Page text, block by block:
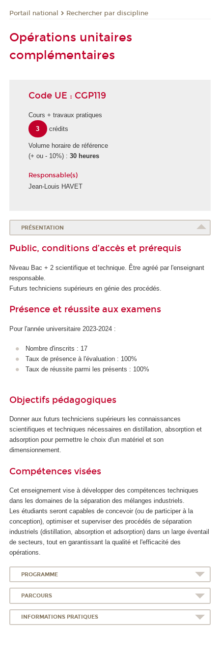
Portail national Rechercher par discipline
Opérations unitaires
complémentaires
Code UE : CGP119
Cours + travaux pratiques
3
crédits
Volume horaire de référence
(+ ou - 10%) : 30 heures
Responsable(s)
Jean-Louis HAVET
PRÉSENTATION
Public, conditions d’accès et prérequis
Niveau Bac + 2 scientifique et technique. Être agréé par l'enseignant
responsable.
Futurs techniciens supérieurs en génie des procédés.
Présence et réussite aux examens
Pour l'année universitaire 2023-2024 :
Nombre d'inscrits : 17
Taux de présence à l'évaluation : 100%
Taux de réussite parmi les présents : 100%
Objectifs pédagogiques
Donner aux futurs techniciens supérieurs les connaissances
scientifiques et techniques nécessaires en distillation, absorption et
adsorption pour permettre le choix d'un matériel et son
dimensionnement.
Compétences visées
Cet enseignement vise à développer des compétences techniques
dans les domaines de la séparation des mélanges industriels.
Les étudiants seront capables de concevoir (ou de participer à la
conception), optimiser et superviser des procédés de séparation
industriels (distillation, absorption et adsorption) dans un large éventail
de secteurs, tout en garantissant la qualité et l'efficacité des
opérations.
PROGRAMME
PARCOURS
INFORMATIONS PRATIQUES